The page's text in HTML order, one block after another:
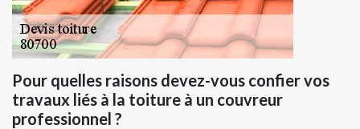
Pour quelles raisons devez-vous confier vos
travaux liés à la toiture à un couvreur
professionnel ?